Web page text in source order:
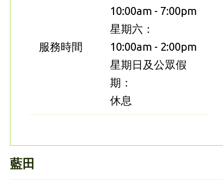
服務時間
10:00am - 7:00pm
星期六：
10:00am - 2:00pm
星期日及公眾假
期：
休息
藍田